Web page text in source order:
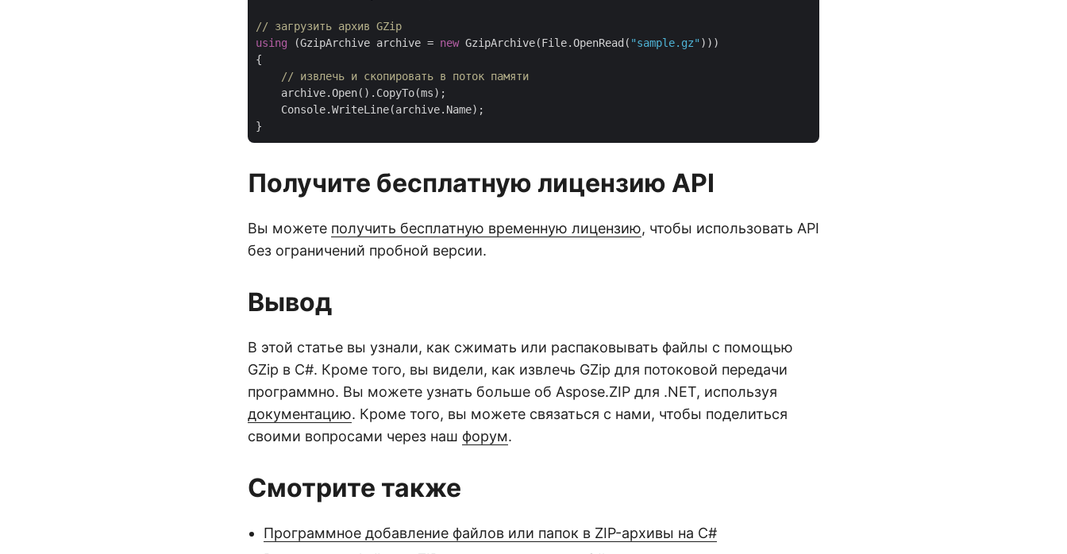
// загрузить архив GZip
using (GzipArchive archive = new GzipArchive(File.OpenRead( "sample.gz" )))
{
// извлечь и скопировать в поток памяти
    archive.Open().CopyTo(ms);
    Console.WriteLine(archive.Name);
Получите бесплатную лицензию API
Вы можете получить бесплатную временную лицензию, чтобы использовать API
без ограничений пробной версии.
Вывод
В этой статье вы узнали, как сжимать или распаковывать файлы с помощью
GZip в C#. Кроме того, вы видели, как извлечь GZip для потоковой передачи
программно. Вы можете узнать больше об Aspose.ZIP для .NET, используя
документацию. Кроме того, вы можете связаться с нами, чтобы поделиться
своими вопросами через наш форум.
Смотрите также
Программное добавление файлов или папок в ZIP-архивы на C#